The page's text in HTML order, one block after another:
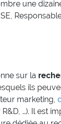
une
sur la
ils
marketing,
…). Il est